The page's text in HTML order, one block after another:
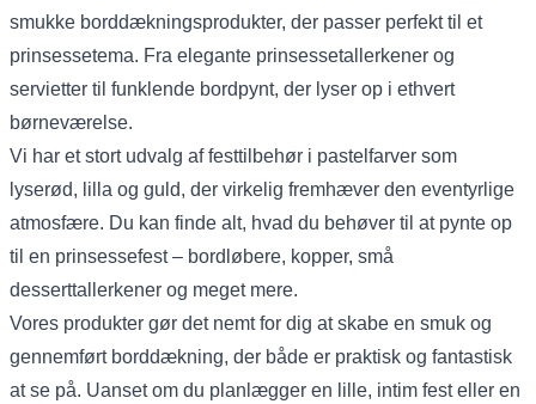
smukke borddækningsprodukter, der passer perfekt til et
prinsessetema. Fra elegante prinsessetallerkener og
servietter til funklende bordpynt, der lyser op i ethvert
børneværelse.
Vi har et stort udvalg af festtilbehør i pastelfarver som
lyserød, lilla og guld, der virkelig fremhæver den eventyrlige
atmosfære. Du kan finde alt, hvad du behøver til at pynte op
til en prinsessefest – bordløbere, kopper, små
desserttallerkener og meget mere.
Vores produkter gør det nemt for dig at skabe en smuk og
gennemført borddækning, der både er praktisk og fantastisk
at se på. Uanset om du planlægger en lille, intim fest eller en